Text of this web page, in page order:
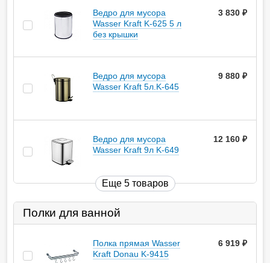
Ведро для мусора
Wasser Kraft K-625 5 л
без крышки
3 830
Ведро для мусора
Wasser Kraft 5л.K-645
9 880
Ведро для мусора
Wasser Kraft 9л K-649
12 160
Еще 5 товаров
Полки для ванной
Полка прямая Wasser
Kraft Donau K-9415
6 919